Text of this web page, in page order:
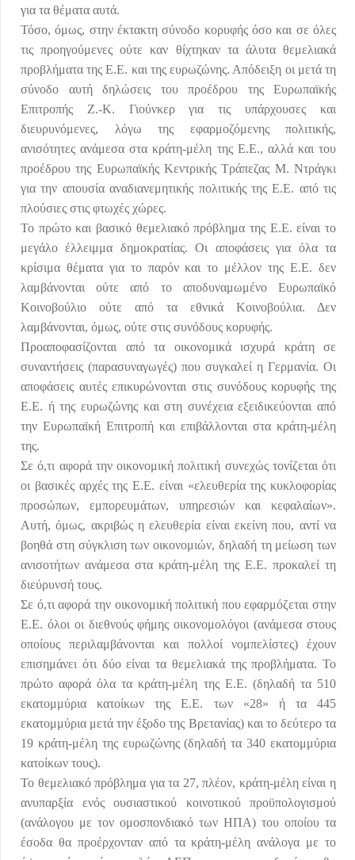
για τα θέματα αυτά.
Τόσο, όμως, στην έκτακτη σύνοδο κορυφής όσο και σε όλες
τις προηγούμενες ούτε καν θίχτηκαν τα άλυτα θεμελιακά
προβλήματα της Ε.Ε. και της ευρωζώνης. Απόδειξη οι μετά τη
σύνοδο αυτή δηλώσεις του προέδρου της Ευρωπαϊκής
Επιτροπής Ζ.-Κ. Γιούνκερ για τις υπάρχουσες και
διευρυνόμενες, λόγω της εφαρμοζόμενης πολιτικής,
ανισότητες ανάμεσα στα κράτη-μέλη της Ε.Ε., αλλά και του
προέδρου της Ευρωπαϊκής Κεντρικής Τράπεζας Μ. Ντράγκι
για την απουσία αναδιανεμητικής πολιτικής της Ε.Ε. από τις
πλούσιες στις φτωχές χώρες.
Το πρώτο και βασικό θεμελιακό πρόβλημα της Ε.Ε. είναι το
μεγάλο έλλειμμα δημοκρατίας. Οι αποφάσεις για όλα τα
κρίσιμα θέματα για το παρόν και το μέλλον της Ε.Ε. δεν
λαμβάνονται ούτε από το αποδυναμωμένο Ευρωπαϊκό
Κοινοβούλιο ούτε από τα εθνικά Κοινοβούλια. Δεν
λαμβάνονται, όμως, ούτε στις συνόδους κορυφής.
Προαποφασίζονται από τα οικονομικά ισχυρά κράτη σε
συναντήσεις (παρασυναγωγές) που συγκαλεί η Γερμανία. Οι
αποφάσεις αυτές επικυρώνονται στις συνόδους κορυφής της
Ε.Ε. ή της ευρωζώνης και στη συνέχεια εξειδικεύονται από
την Ευρωπαϊκή Επιτροπή και επιβάλλονται στα κράτη-μέλη
της.
Σε ό,τι αφορά την οικονομική πολιτική συνεχώς τονίζεται ότι
οι βασικές αρχές της Ε.Ε. είναι «ελευθερία της κυκλοφορίας
προσώπων, εμπορευμάτων, υπηρεσιών και κεφαλαίων».
Αυτή, όμως, ακριβώς η ελευθερία είναι εκείνη που, αντί να
βοηθά στη σύγκλιση των οικονομιών, δηλαδή τη μείωση των
ανισοτήτων ανάμεσα στα κράτη-μέλη της Ε.Ε. προκαλεί τη
διεύρυνσή τους.
Σε ό,τι αφορά την οικονομική πολιτική που εφαρμόζεται στην
Ε.Ε. όλοι οι διεθνούς φήμης οικονομολόγοι (ανάμεσα στους
οποίους περιλαμβάνονται και πολλοί νομπελίστες) έχουν
επισημάνει ότι δύο είναι τα θεμελιακά της προβλήματα. Το
πρώτο αφορά όλα τα κράτη-μέλη της Ε.Ε. (δηλαδή τα 510
εκατομμύρια κατοίκων της Ε.Ε. των «28» ή τα 445
εκατομμύρια μετά την έξοδο της Βρετανίας) και το δεύτερο τα
19 κράτη-μέλη της ευρωζώνης (δηλαδή τα 340 εκατομμύρια
κατοίκων τους).
Το θεμελιακό πρόβλημα για τα 27, πλέον, κράτη-μέλη είναι η
ανυπαρξία ενός ουσιαστικού κοινοτικού προϋπολογισμού
(ανάλογου με τον ομοσπονδιακό των ΗΠΑ) του οποίου τα
έσοδα θα προέρχονταν από τα κράτη-μέλη ανάλογα με το